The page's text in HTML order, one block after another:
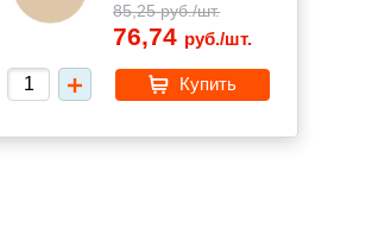
85,25руб./шт.
76,74 руб./шт.
Купить